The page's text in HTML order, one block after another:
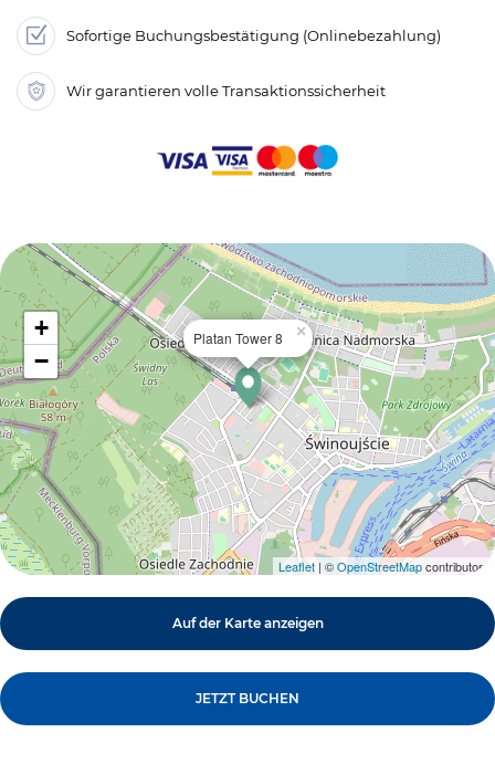
Sofortige Buchungsbestätigung (Onlinebezahlung)
Wir garantieren volle Transaktionssicherheit
Platan Tower 8 ×
+
−
Leaflet | ©OpenStreetMapcontributors
Auf der Karte anzeigen
JETZT BUCHEN